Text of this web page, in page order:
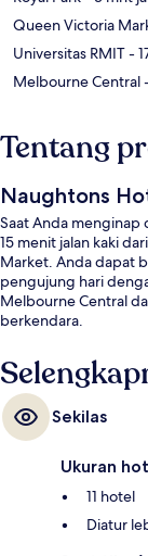
Queen Victoria
Universitas RMIT-
Melbourne Central
Tentang
Naughtons
Saat Anda menginap
15 menit jalan kaki
Market. Anda dapat
pengujung hari
Melbourne Central
berkendara.
Sekilas
Ukuran
11 hotel
Diatur